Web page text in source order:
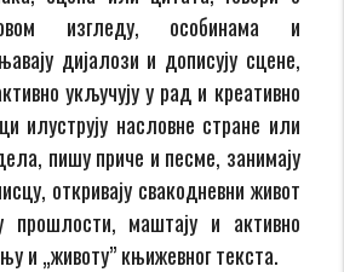
изгледу, особинама и
дијалози и дописују сцене,
укључују у рад и креативно
илуструју насловне стране или
пишу приче и песме, занимају
откривају свакодневни живот
маштају и активно
и „животу” књижевног текста.